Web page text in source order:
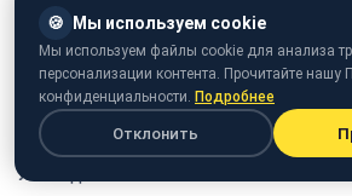
ЖИЗНЬ 30 июня 2018 · 14:10
Роналдо
на Червоній площі і
Крім спортсмена, на знімку можна
легенд
🍪 Мы используем cookie
Мы используем файлы cookie для анализа
персонализации контента. Прочитайте нашу
конфиденциальности. Подробнее
Отклонить